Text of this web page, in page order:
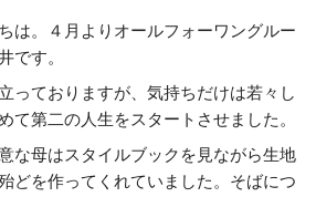
は。４月よりオールフォーワングルー
です。
っておりますが、気持ちだけは若々し
て第二の人生をスタートさせました。
な母はスタイルブックを見ながら生地
どを作ってくれていました。そばにつ